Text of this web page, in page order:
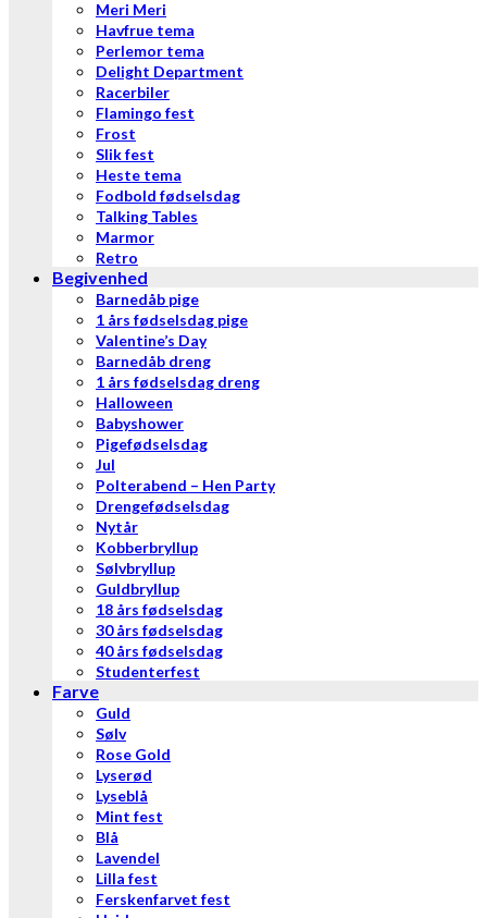
Meri Meri
Havfrue tema
Perlemor tema
Delight Department
Racerbiler
Flamingo fest
Frost
Slik fest
Heste tema
Fodbold fødselsdag
Talking Tables
Marmor
Retro
Begivenhed
Barnedåb pige
1 års fødselsdag pige
Valentine’s Day
Barnedåb dreng
1 års fødselsdag dreng
Halloween
Babyshower
Pigefødselsdag
Jul
Polterabend – Hen Party
Drengefødselsdag
Nytår
Kobberbryllup
Sølvbryllup
Guldbryllup
18 års fødselsdag
30 års fødselsdag
40 års fødselsdag
Studenterfest
Farve
Guld
Sølv
Rose Gold
Lyserød
Lyseblå
Mint fest
Blå
Lavendel
Lilla fest
Ferskenfarvet fest